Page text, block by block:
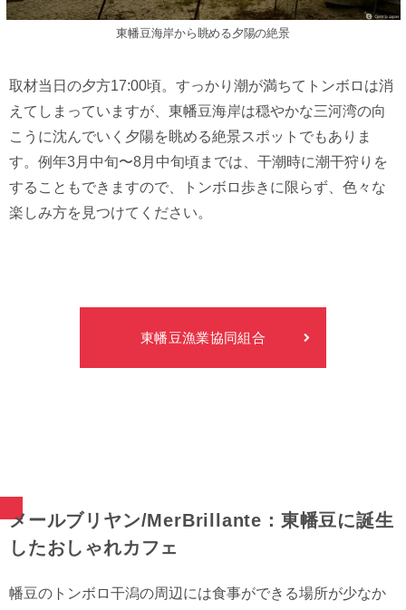
東幡豆海岸から眺める夕陽の絶景
取材当日の夕方17:00頃。すっかり潮が満ちてトンボロは消
えてしまっていますが、東幡豆海岸は穏やかな三河湾の向
こうに沈んでいく夕陽を眺める絶景スポットでもありま
す。例年3月中旬〜8月中旬頃までは、干潮時に潮干狩りを
することもできますので、トンボロ歩きに限らず、色々な
楽しみ方を見つけてください。
東幡豆漁業協同組合
メールブリヤン/MerBrillante：東幡豆に誕生
したおしゃれカフェ
幡豆のトンボロ干潟の周辺には食事ができる場所が少なか